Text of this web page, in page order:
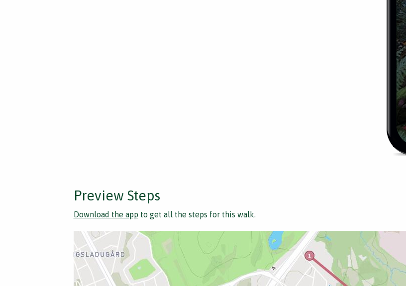
Preview Steps
Download the app to get all the steps for this walk.